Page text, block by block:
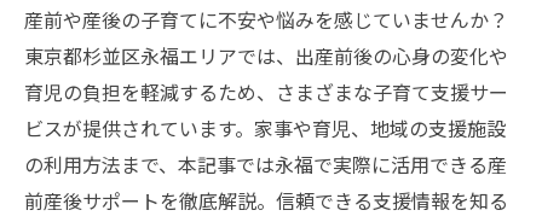
産前や産後の子育てに不安や悩みを感じていませんか？
東京都杉並区永福エリアでは、出産前後の心身の変化や
育児の負担を軽減するため、さまざまな子育て支援サー
ビスが提供されています。家事や育児、地域の支援施設
の利用方法まで、本記事では永福で実際に活用できる産
前産後サポートを徹底解説。信頼できる支援情報を知る